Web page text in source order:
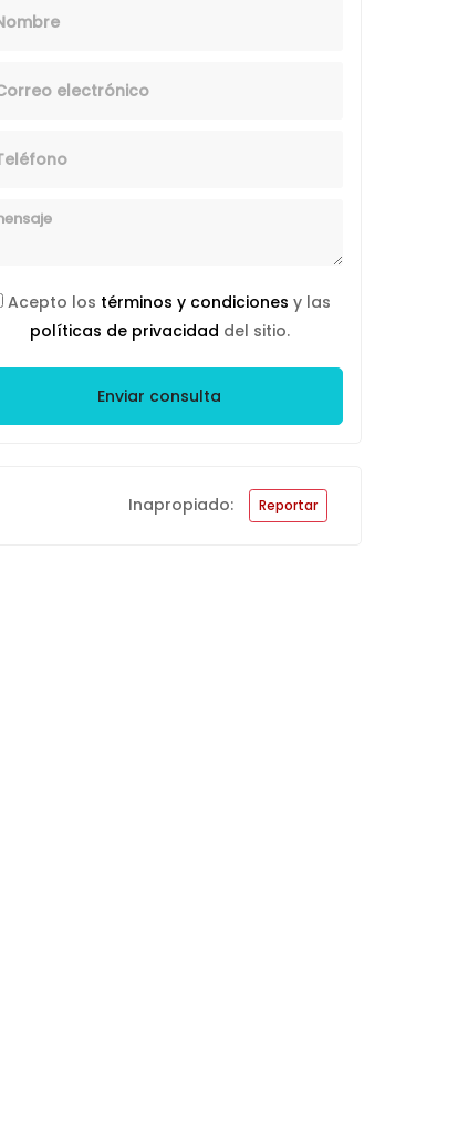
Acepto los términos y condiciones y las
políticas de privacidad del sitio.
Enviar consulta
Inapropiado: Reportar